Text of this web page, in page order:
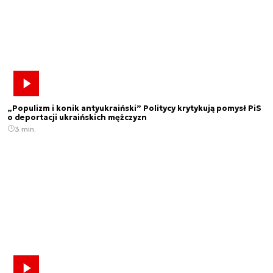
„Populizm i konik antyukraiński” Politycy krytykują pomysł PiS
o deportacji ukraińskich mężczyzn
3 min.